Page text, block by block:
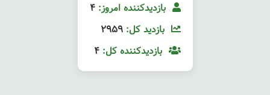
بازدیدکننده امروز: 4
بازدید کل: 2959
بازدیدکننده کل: 4